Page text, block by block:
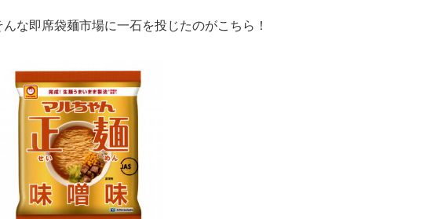
んな即席袋麺市場に一石を投じたのがこちら！